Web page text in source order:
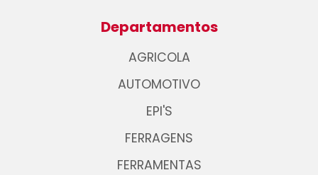
Departamentos
AGRICOLA
AUTOMOTIVO
EPI'S
FERRAGENS
FERRAMENTAS